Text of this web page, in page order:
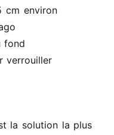
cm environ
fond
verrouiller
la solution la plus